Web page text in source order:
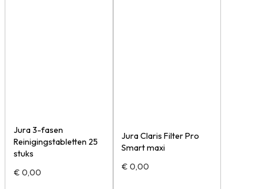
Jura 3-fasen
Reinigingstabletten 25
stuks
€ 0,00
Jura Claris Filter Pro
Smart maxi
€ 0,00